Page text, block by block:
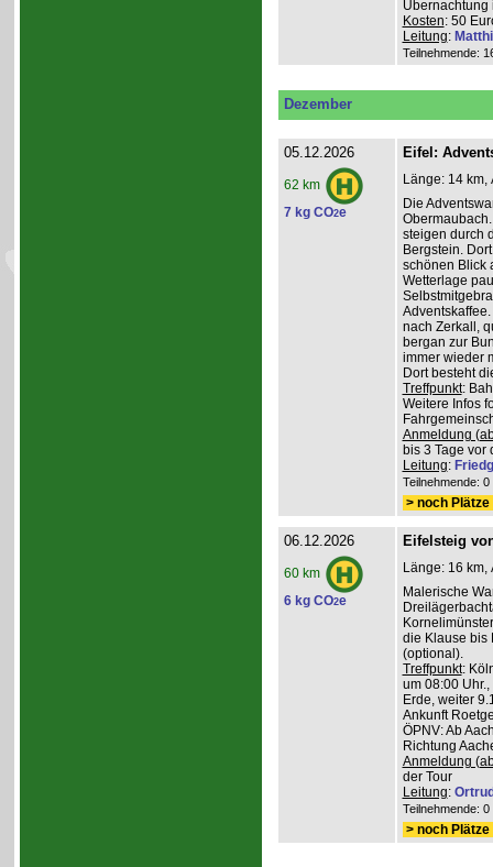
Übernachtung
Kosten: 50
Leitung:
Teilnehmende:
Dezember
05.12.2026
62 km
7 kg CO2e
Eifel:
Länge: 14 km,
Die
steigen durch
Bergstein.
schönen Blick
Wetterlage
nach Zerkall,
bergan zur
immer wieder
Dort besteht
Treffpunkt:
Weitere Infos
Anmeldung
bis 3 Tage vor
Leitung:
Teilnehmende:
> noch
06.12.2026
60 km
6 kg CO2e
Eifelsteig
Länge: 16 km,
Malerische
die Klause bis
(optional).
Treffpunkt:
um 08:00
Erde, weiter
Ankunft
ÖPNV: Ab
Richtung
Anmeldung
der Tour
Leitung:
Teilnehmende:
> noch